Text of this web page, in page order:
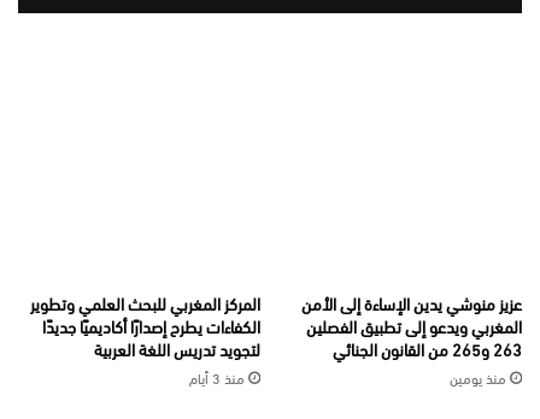
عزيز منوشي يدين الإساءة إلى الأمن
المغربي ويدعو إلى تطبيق الفصلين
263 و265 من القانون الجنائي
منذ يومين
المركز المغربي للبحث العلمي وتطوير
الكفاءات يطرح إصدارًا أكاديميًا جديدًا
لتجويد تدريس اللغة العربية
منذ 3 أيام